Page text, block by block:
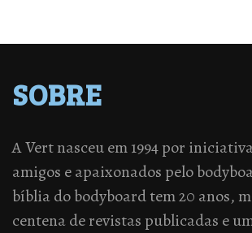
SOBRE
A Vert nasceu em 1994 por
amigos e apaixonados pelo
bíblia do bodyboard tem 20 anos,
centena de revistas publicadas e